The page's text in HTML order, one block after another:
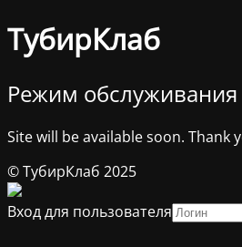
ТубирКлаб
Режим обслуживания
Site will be available soon. Thank
© ТубирКлаб 2025
Вход для пользователя